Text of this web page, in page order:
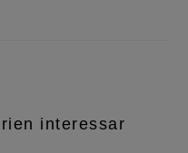
interessar